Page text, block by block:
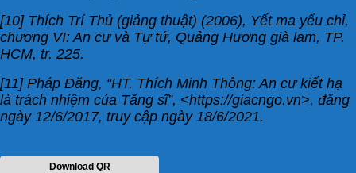
[10] Thích Trí Thủ (giảng thuật) (2006), Yết ma yếu chỉ,
chương VI: An cư và Tự tứ, Quảng Hương già lam, TP.
HCM, tr. 225.
[11] Pháp Đăng, “HT. Thích Minh Thông: An cư kiết hạ
là trách nhiệm của Tăng sĩ”, <https://giacngo.vn>, đăng
ngày 12/6/2017, truy cập ngày 18/6/2021.
Download QR